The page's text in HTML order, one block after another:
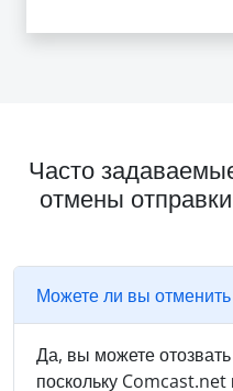
Часто
отмены
Можете ли вы
Да, вы можете
поскольку Comcast.net